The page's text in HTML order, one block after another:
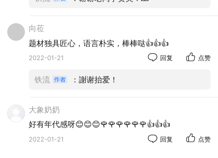
教训吧！
向莅
题材独具匠心，语言朴实，棒棒哒👍👍👍
2022-01-21 回复 点赞
铁流 ：謝谢抬爱！
大象奶奶
好有年代感呀😊😊😊🌹🌹🌹🌹🌹🌹👍👍👍
2022-01-21 回复 点赞